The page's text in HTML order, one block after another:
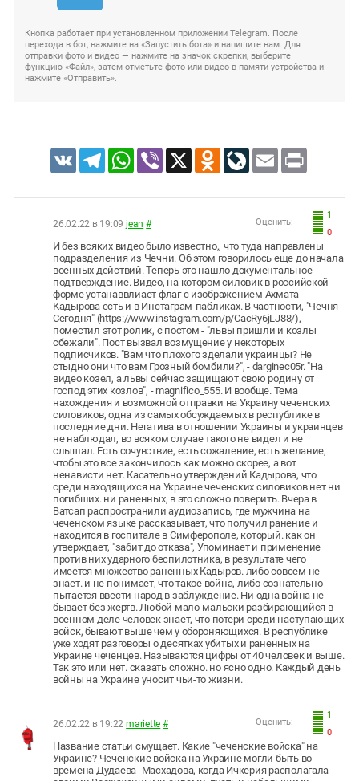
Кнопка работает при установленном приложении Telegram. После
перехода в бот, нажмите на «Запустить бота» и напишите нам. Для
отправки фото и видео — нажмите на значок скрепки, выберите
функцию «Файл», затем отметьте фото или видео в памяти устройства и
нажмите «Отправить».
VK TelegramWhatsApp
Viber X Odnoklassniki
LiveJournal
Email Print
1
0
Оценить:
26.02.22 в 19:09 jean #
И без всяких видео было известно,, что туда направлены
подразделения из Чечни. Об этом говорилось еще до начала
военных действий. Теперь это нашло документальное
подтверждение. Видео, на котором силовик в российской
форме устанаввлиает флаг с изображением Ахмата
Кадырова есть и в Инстаграм-пабликах. В частности, "Чечня
Сегодня" (https://www.instagram.com/p/CacRy6jLJ88/),
поместил этот ролик, с постом - "львы пришли и козлы
сбежали". Пост вызвал возмущение у некоторых
подписчиков. "Вам что плохого зделали украинцы? Не
стыдно они что вам Грозный бомбили?", - darginec05r. "На
видео козел, а львы сейчас защищают свою родину от
господ этих козлов", - magnifico_555. И вообще. Тема
нахождения и возможной отправки на Украину чеченских
силовиков, одна из самых обсуждаемых в республике в
последние дни. Негатива в отношении Украины и украинцев
не наблюдал, во всяком случае такого не видел и не
слышал. Есть сочувствие, есть сожаление, есть желание,
чтобы это все закончилось как можно скорее, а вот
ненависти нет. Касательно утверждений Кадырова, что
среди находящихся на Украине чеченских силовиков нет ни
погибших. ни раненных, в это сложно поверить. Вчера в
Ватсап распространили аудиозапись, где мужчина на
чеченском языке рассказывает, что получил ранение и
находится в госпитале в Симферополе, который. как он
утверждает, "забит до отказа", Упоминает и применение
против них ударного беспилотника, в результате чего
имеется множество раненных Кадыров. либо совсем не
знает. и не понимает, что такое война, либо сознательно
пытается ввести народ в заблуждение. Ни одна война не
бывает без жертв. Любой мало-мальски разбирающийся в
военном деле человек знает, что потери среди наступающих
войск, бывают выше чем у обороняющихся. В республике
уже ходят разговоры о десятках убитых и раненных на
Украине чеченцев. Называются цифры от 40 человек и выше.
Так это или нет. сказать сложно. но ясно одно. Каждый день
войны на Украине уносит чьи-то жизни.
1
0
Оценить:
26.02.22 в 19:22 mariette #
Название статьи смущает. Какие "чеченские войска" на
Украине? Чеченские войска на Украине могли быть во
времена Дудаева- Масхадова, когда Ичкерия располагала